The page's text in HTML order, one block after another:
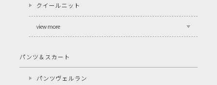
クイールニット
view more
パンツ＆スカート
パンツヴェルラン